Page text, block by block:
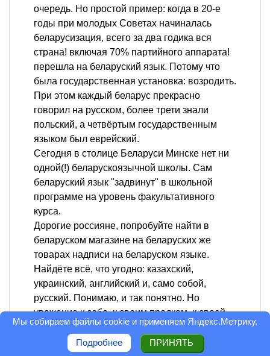
очередь. Но простой пример: когда в 20-е
годы при молодых Советах начиналась
беларусизация, всего за два годика вся
страна! включая 70% партийного аппарата!
перешла на беларуский язык. Потому что
была государственная установка: возродить.
При этом каждый беларус прекрасно
говорил на русском, более трети знали
польский, а четвёртым государственным
языком был еврейский.
Сегодня в столице Беларуси Минске нет ни
одной(!) беларускоязычной школы. Сам
беларуский язык "задвинут" в школьной
программе на уровень факультативного
курса.
Дорогие россияне, попробуйте найти в
беларуском магазине на беларуских же
товарах надписи на беларуском языке.
Найдёте всё, что угодно: казахский,
украинский, английский и, само собой,
русский. Понимаю, и так понятно. Но
уважение к себе, к своим предкам, к своей
культуре нужно же иметь хоть какое-то!
Единственный министр, говорящий по-
Мы собираем файлы cookie и применяем Яндекс.Метрику.
Подробнее ПРИНЯТЬ